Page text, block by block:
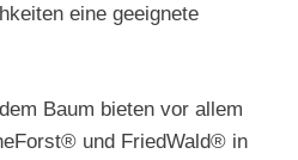
eine geeignete
Baum bieten vor allem
und FriedWald® in